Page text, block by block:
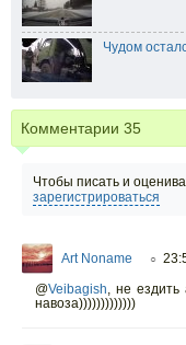
Чудом
Комментарии 35
Чтобы писать и
зарегистрироваться
Art Noname ○
@Veibagish ,не ездить
навоза)))))))))))))